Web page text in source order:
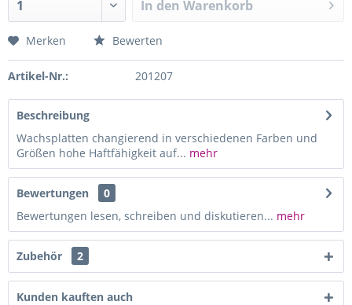
In den Warenkorb
Merken Bewerten
Artikel-Nr.: 201207
Beschreibung
Wachsplatten changierend in verschiedenen Farben und
Größen hohe Haftfähigkeit auf... mehr
Bewertungen
0
Bewertungen lesen, schreiben und diskutieren... mehr
Zubehör 2
Kunden kauften auch